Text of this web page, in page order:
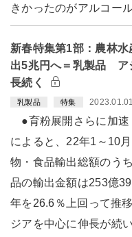
きかったのがアルコー
新春特集第1部：農林水
出5兆円へ＝乳製品 ア
長続く
乳製品 特集 2023.01.01
●育粉展開さらに加
によると、22年1～10
物・食品輸出総額のう
品の輸出金額は253億
年を26.6％上回って推
ジアを中心に伸長が続